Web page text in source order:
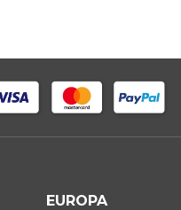
EUROPA